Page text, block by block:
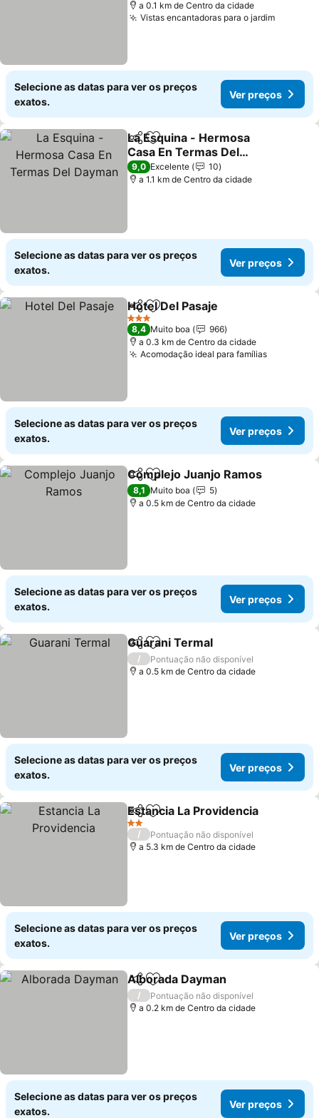
a 0.1 km de Centro da cidade
Vistas encantadoras para o jardim
Selecione as datas para ver os preços
exatos.
Ver preços
PartilharAdicionar aos favoritos
La Esquina - Hermosa
Casa En Termas Del
Dayman
9,0 Excelente
10
a 1.1 km de Centro da cidade
Selecione as datas para ver os preços
exatos.
Ver preços
PartilharAdicionar aos favoritos
Hotel Del Pasaje
3 Estrelas
8,4 Muito boa
966
a 0.3 km de Centro da cidade
Acomodação ideal para famílias
Selecione as datas para ver os preços
exatos.
Ver preços
PartilharAdicionar aos favoritos
Complejo Juanjo Ramos
8,1 Muito boa
5
a 0.5 km de Centro da cidade
Selecione as datas para ver os preços
exatos.
Ver preços
PartilharAdicionar aos favoritos
Guarani Termal
/
Pontuação não disponível
a 0.5 km de Centro da cidade
Selecione as datas para ver os preços
exatos.
Ver preços
PartilharAdicionar aos favoritos
Estancia La Providencia
2 Estrelas
/
Pontuação não disponível
a 5.3 km de Centro da cidade
Selecione as datas para ver os preços
exatos.
Ver preços
PartilharAdicionar aos favoritos
Alborada Dayman
/
Pontuação não disponível
a 0.2 km de Centro da cidade
Selecione as datas para ver os preços
exatos.
Ver preços